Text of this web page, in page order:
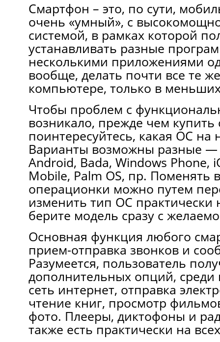
Смартфон – это, по сути,
очень «умный», с
системой, в рамках которой
устанавливать разные
несколькими приложениями
вообще, делать почти все те
компьютере, только в
Чтобы проблем с
возникало, прежде чем
поинтересуйтесь, какая ОС на
Варианты возможны разные —
Android, Bada, Windows Phone,
Mobile, Palm OS, пр. Поменять
операционки можно путем
изменить тип ОС практически
берите модель сразу с
Основная функция любого
прием-отправка звонков и
Разумеется, пользователь
дополнительных опций, среди
сеть интернет, отправка
чтение книг, просмотр
фото. Плееры, диктофоны и
также есть практически на